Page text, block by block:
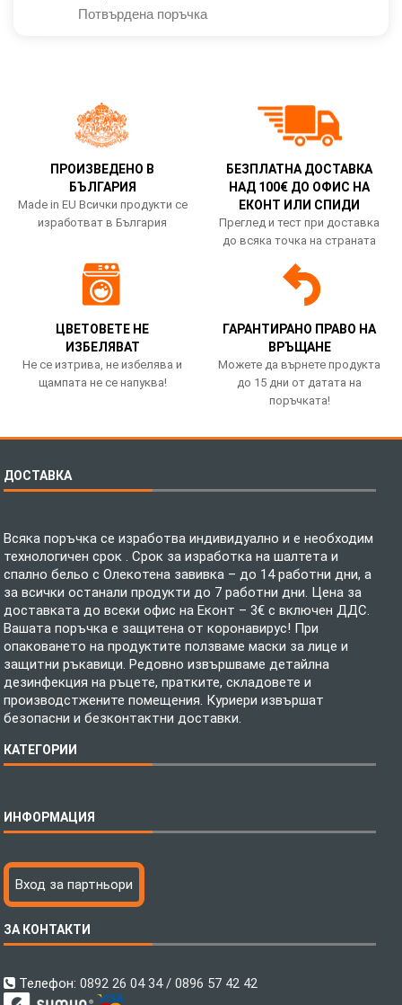
Потвърдена поръчка
ПРОИЗВЕДЕНО В
БЪЛГАРИЯ
Made in EU Всички продукти се
изработват в България
БЕЗПЛАТНА ДОСТАВКА
НАД 100€ ДО ОФИС НА
ЕКОНТ ИЛИ СПИДИ
Преглед и тест при доставка
до всяка точка на страната
ЦВЕТОВЕТЕ НЕ
ИЗБЕЛЯВАТ
Не се изтрива, не избелява и
щампата не се напуква!
ГАРАНТИРАНО ПРАВО НА
ВРЪЩАНЕ
Можете да върнете продукта
до 15 дни от датата на
поръчката!
ДОСТАВКА
Всяка поръчка се изработва индивидуално и е необходим
технологичен срок . Срок за изработка на шалтета и
спално бельо с Олекотена завивка – до 14 работни дни, а
за всички останали продукти до 7 работни дни. Цена за
доставката до всеки офис на Еконт – 3€ с включен ДДС.
Вашата поръчка е защитена от коронавирус! При
опаковането на продуктите ползваме маски за лице и
защитни ръкавици. Редовно извършваме детайлна
дезинфекция на ръцете, пратките, складовете и
производстжените помещения. Куриери извършат
безопасни и безконтактни доставки.
КАТЕГОРИИ
Бебешки спални комплекти
Тениски с пълноцветен печат
Хавлиени кърпи
Пончо за водни спортове
Микрофибърни Велурени Кърпи
Детски пончота
ИНФОРМАЦИЯ
Технология на печатане
Файлове за печат
Как да поръчам?
С какво сме различни?
Вход за партньори
ЗА КОНТАКТИ
Телефон:0892 26 04 34 / 0896 57 42 42